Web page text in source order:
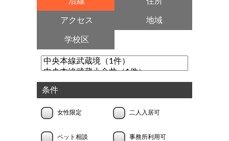
アクセス 地域
学校区
条件
女性限定 二人入居可
ペット相談 事務所利用可